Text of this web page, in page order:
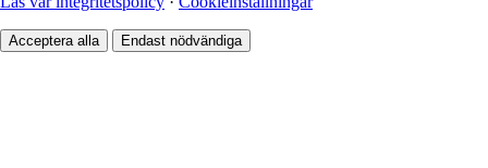
Acceptera alla Endast nödvändiga